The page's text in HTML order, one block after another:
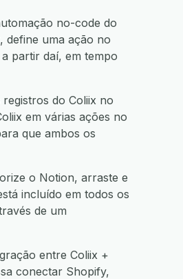
no-code do
define uma ação no
partir daí, em tempo
do Coliix no
em várias ações no
que ambos os
o Notion, arraste e
incluído em todos os
de um
entre Coliix +
conectar Shopify,